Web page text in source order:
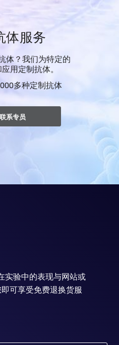
体服务
体？我们为特定的
用定制抗体。
多种定制抗体
系专员
实验中的表现与网站或
可享受免费退换货服